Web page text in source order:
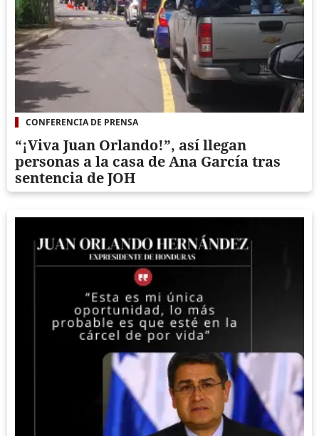
CONFERENCIA DE PRENSA
“¡Viva Juan Orlando!”, así llegan
personas a la casa de Ana García tras
sentencia de JOH